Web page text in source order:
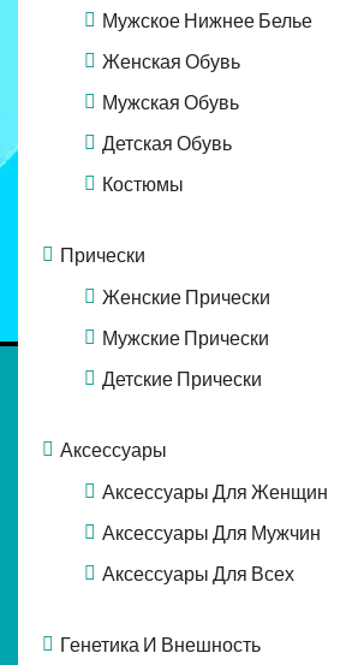
Мужское Нижнее Белье
Женская Обувь
Мужская Обувь
Детская Обувь
Костюмы
Прически
Женские Прически
Мужские Прически
Детские Прически
Аксессуары
Аксессуары Для Женщин
Аксессуары Для Мужчин
Аксессуары Для Всех
Генетика И Внешность